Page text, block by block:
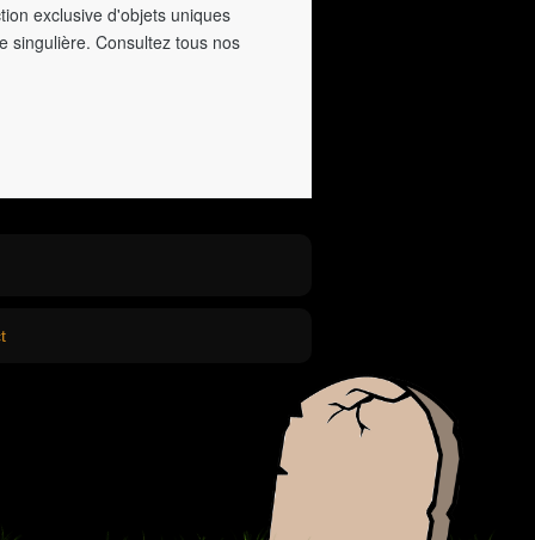
exclusive d'objets uniques
singulière. Consultez tous nos